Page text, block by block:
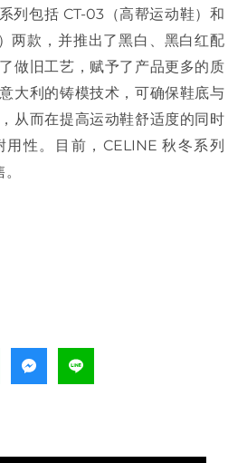
列包括 CT-03（高帮运动鞋）和
两款，并推出了黑白、黑白红配
做旧工艺，赋予了产品更多的质
大利的铸模技术，可确保鞋底与
从而在提高运动鞋舒适度的同时
性。目前，CELINE 秋冬系列